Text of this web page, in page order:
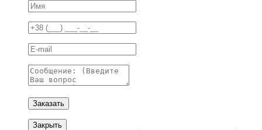
Заказать
Закрыть